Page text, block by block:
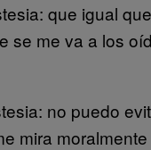
que igual
se me va a los
no puedo
mira